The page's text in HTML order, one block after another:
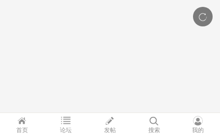
首页 论坛 发帖 搜索 我的